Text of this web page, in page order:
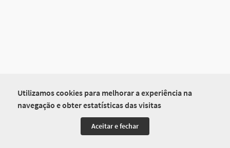
Utilizamos cookies para melhorar a experiência na
navegação e obter estatísticas das visitas
Aceitar e fechar